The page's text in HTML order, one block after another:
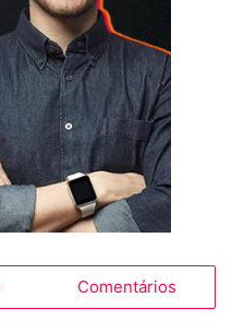
Comentários